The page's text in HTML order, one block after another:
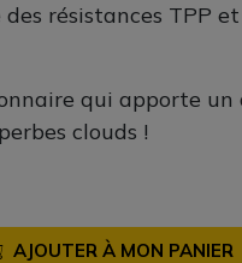
résistances TPP
qui apporte un
clouds !
AJOUTER À MON PANIER